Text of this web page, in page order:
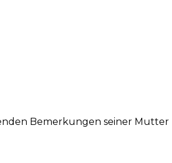
Bemerkungen seiner Mutter